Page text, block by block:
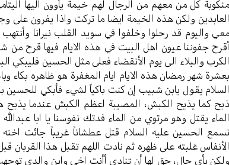
منكوبة كل من معهم من الرجال لهم خيمة يأوون اليها
العابدين ولكن هذه الخيمة ايضا ما تركت واذا يفرون
معي واليوم قد رحلوا وخلفوا في سويد القلب نيرانا
أقرح جفوننا عيون اهل البيت في هذه الايام فيها قرح من
الكرب والبلاء الى يوم الأنقضاء فعلى مثل الحسين فليبكي
بعشرة شهر رمضان هذه الايام ايام المغفرة هو ظاهره بكاء
السلام يقول يابن شبيب إن كنت باكياً لشيء فأبكي
ذبح كما يذيح الكبش، المصيبة اعظم الكبش عندما
الماء يقتل وهو مرتوي من الماء فدتك نفوسنا يا ابا
نسمع الحسين عليه السلام قتل عطشاناً غريباً جائت
الأنفاس غلبته على ظهره ثم نادت اللهم تقبل هذا القربان
ولكن بأي حال، حق لها أن تنادي أأنت اخي وابن والدي